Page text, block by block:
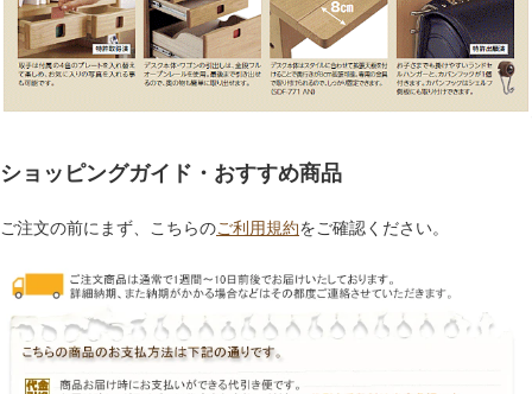
ショッピングガイド・おすすめ商品
ご注文の前にまず、こちらのご利用規約をご確認ください。